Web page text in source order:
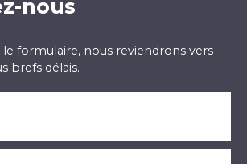
nous
formulaire, nous reviendrons vers
brefs délais.